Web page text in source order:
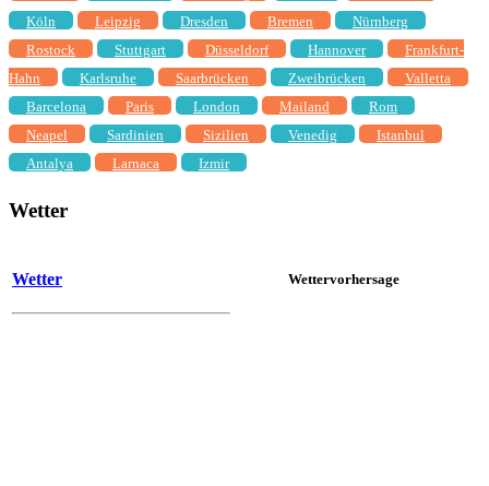
Köln
Leipzig Dresden Bremen
Nürnberg
Rostock
Stuttgart Düsseldorf Hannover
Frankfurt-
Hahn
Karlsruhe Saarbrücken Zweibrücken
Valletta
Barcelona
Paris London Mailand
Rom
Neapel
Sardinien Sizilien Venedig
Istanbul
Antalya
Larnaca Izmir
Wetter
Wetter Wettervorhersage